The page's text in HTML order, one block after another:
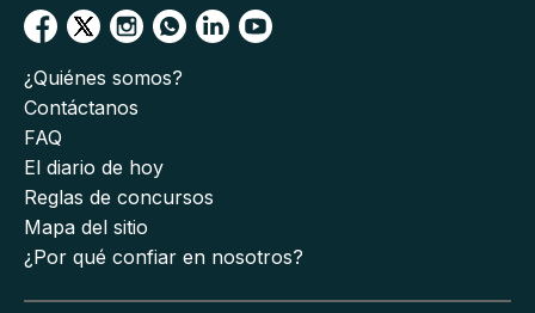
¿Quiénes somos?
Contáctanos
FAQ
El diario de hoy
Reglas de concursos
Mapa del sitio
¿Por qué confiar en nosotros?